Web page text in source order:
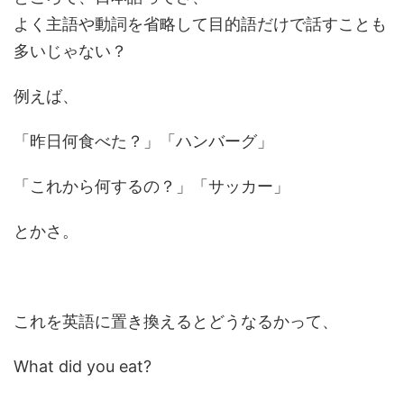
よく主語や動詞を省略して目的語だけで話すことも
多いじゃない？
例えば、
「昨日何食べた？」「ハンバーグ」
「これから何するの？」「サッカー」
とかさ。
これを英語に置き換えるとどうなるかって、
What did you eat?